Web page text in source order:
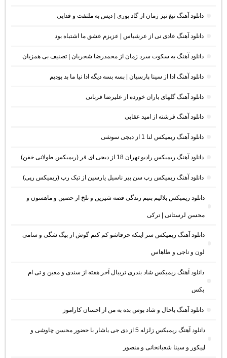
دانلود آهنگ تیغ تیز زمان از گاد پوری | دیس به ملتفت و فدایی
دانلود آهنگ عادی نی از عرشیاس | عزیزم عشق ما اشتباه بود
دانلود آهنگ به سکوت سرد زمان از محمدرضا شجریان | تصنیف بی همزبان
دانلود آهنگ ادا از سینا پارسیان | بسه بسه دیگه ادا نیا ما بد بودیم
دانلود آهنگ گلهای باران خورده از علیرضا قربانی
دانلود آهنگ فرشته از امید عقابی
دانلود آهنگ ریمیکس لنا 1 از دیجی سوشی
دانلود آهنگ ریمیکس رادیو تهران 18 از دیجی ای فر (ریمیکس طولانی خفن)
دانلود آهنگ ریمیکس رپ سن بیر ناسیل یارسین از تیک رپ (ریمیکس رپی)
دانلود ریمیکس بلالیم بنیم زندگی قصه شیرین و تلخ از حصین و ماهسون و
محسن لرستانی | ترکی
دانلود آهنگ ریمیکس سر اینکه حرفاشو کم کنم گوش از بیگ شگی و سامی
لون و ناجی و طاهاس
دانلود آهنگ ریمیکس شاد بندری تریبال آخر هفته از سندی و معین و تی ام
بکس
دانلود آهنگ باحال و شاد بوس بده به من از احسان کاراموز
دانلود آهنگ ریمیکس زلزله 5 از دی جی یاشار با حضور محسن چاوشی و
اپیکور و سینا شعبانخانی و منصور